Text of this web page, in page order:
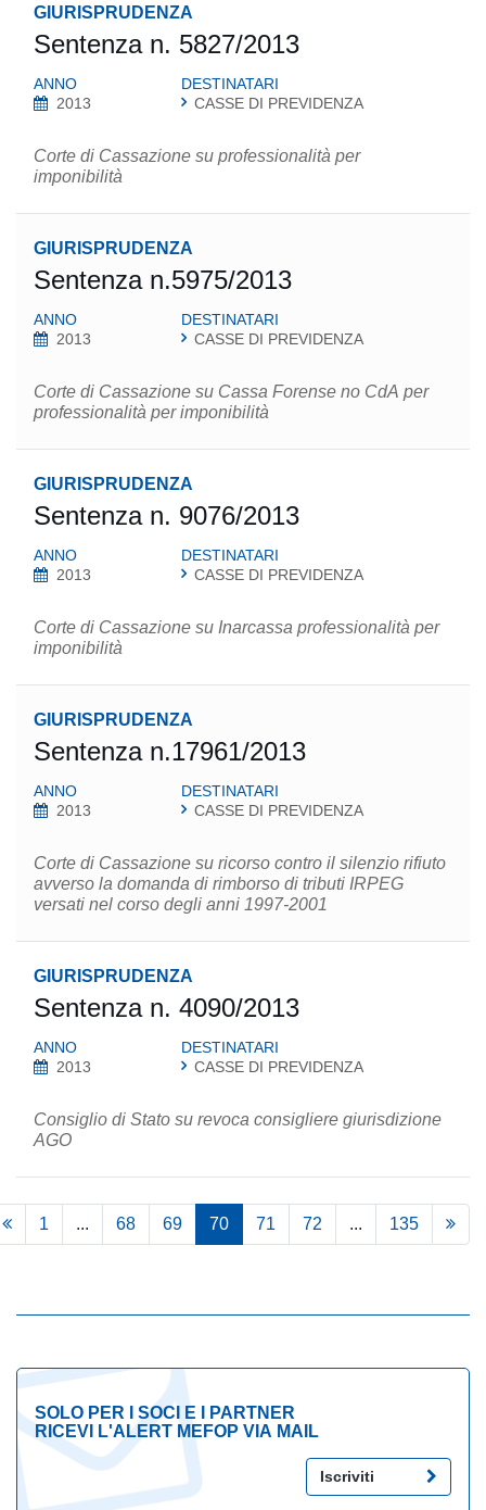
GIURISPRUDENZA
Sentenza n. 5827/2013
ANNO
2013
DESTINATARI
CASSE DI PREVIDENZA
Corte di Cassazione su professionalità per
imponibilità
GIURISPRUDENZA
Sentenza n.5975/2013
ANNO
2013
DESTINATARI
CASSE DI PREVIDENZA
Corte di Cassazione su Cassa Forense no CdA per
professionalità per imponibilità
GIURISPRUDENZA
Sentenza n. 9076/2013
ANNO
2013
DESTINATARI
CASSE DI PREVIDENZA
Corte di Cassazione su Inarcassa professionalità per
imponibilità
GIURISPRUDENZA
Sentenza n.17961/2013
ANNO
2013
DESTINATARI
CASSE DI PREVIDENZA
Corte di Cassazione su ricorso contro il silenzio rifiuto
avverso la domanda di rimborso di tributi IRPEG
versati nel corso degli anni 1997-2001
GIURISPRUDENZA
Sentenza n. 4090/2013
ANNO
2013
DESTINATARI
CASSE DI PREVIDENZA
Consiglio di Stato su revoca consigliere giurisdizione
AGO
1 ... 68 69 70 71 72 ... 135
SOLO PER I SOCI E I PARTNER
RICEVI L'ALERT MEFOP VIA MAIL
Iscriviti